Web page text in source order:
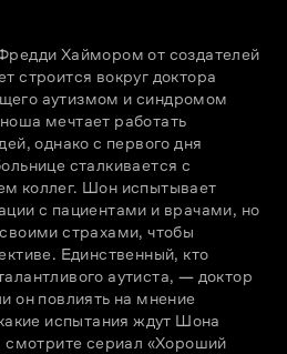
Хаймором от создателей
строится вокруг доктора
аутизмом и синдромом
мечтает работать
однако с первого дня
сталкивается с
коллег. Шон испытывает
с пациентами и врачами, но
страхами, чтобы
Единственный, кто
аутиста, — доктор
он повлиять на мнение
испытания ждут Шона
смотрите сериал «Хороший